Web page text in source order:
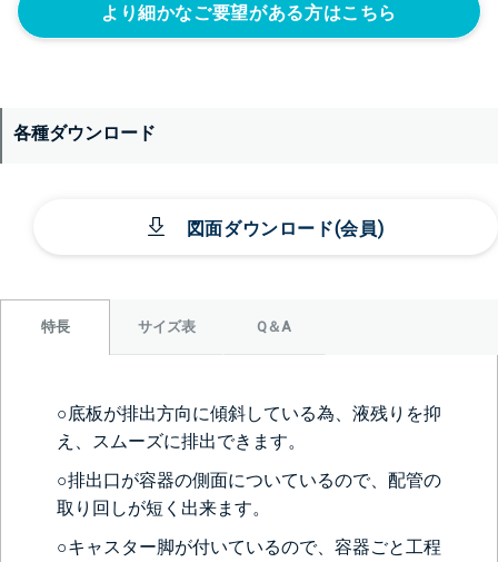
より細かなご要望がある方はこちら
各種ダウンロード
図面ダウンロード(会員)
特長 サイズ表 Q＆A
○底板が排出方向に傾斜している為、液残りを抑
え、スムーズに排出できます。
○排出口が容器の側面についているので、配管の
取り回しが短く出来ます。
○キャスター脚が付いているので、容器ごと工程